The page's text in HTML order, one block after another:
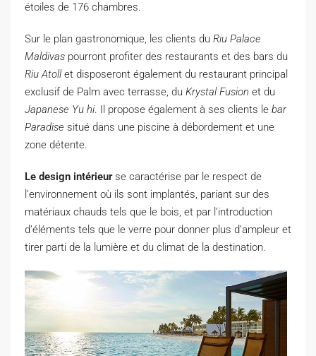
étoiles de 176 chambres.
Sur le plan gastronomique, les clients du Riu Palace
Maldivas pourront profiter des restaurants et des bars du
Riu Atollet disposeront également du restaurant principal
exclusif de Palm avec terrasse, du Krystal Fusion et du
Japanese Yu hi. Il propose également à ses clients le bar
Paradise situé dans une piscine à débordement et une
zone détente.
Le design intérieurse caractérise par le respect de
l’environnement où ils sont implantés, pariant sur des
matériaux chauds tels que le bois, et par l’introduction
d’éléments tels que le verre pour donner plus d’ampleur et
tirer parti de la lumière et du climat de la destination.